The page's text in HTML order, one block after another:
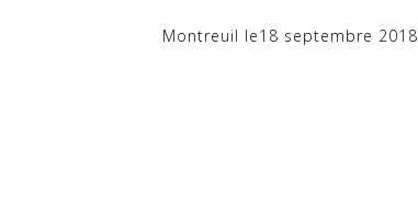
Montreuil le18 septembre 2018